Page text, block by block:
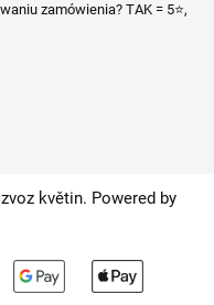
zamówienia? TAK = 5⭐,
możliwości
květin. Powered by